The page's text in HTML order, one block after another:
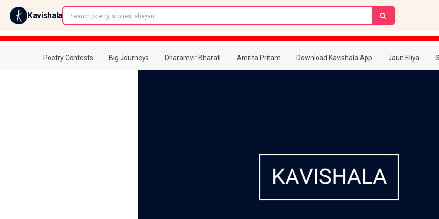
Kavishala
Poetry Contests Big Journeys Dharamvir Bharati Amrita Pritam Download Kavishala App Jaun.Eliya